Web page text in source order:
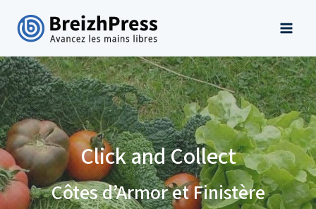
contenu
Click and Collect
Côtes d’Armor et Finistère